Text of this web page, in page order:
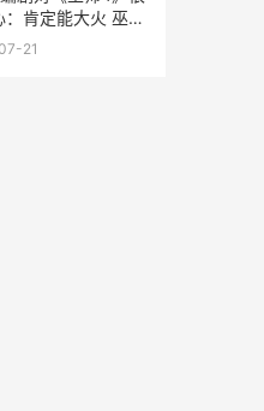
：肯定能大火 巫师
选演员台词
21